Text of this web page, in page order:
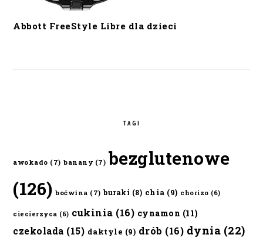
Abbott FreeStyle Libre dla dzieci
TAGI
awokado (7) banany (7) bezglutenowe
(126) boćwina (7) buraki (8) chia (9) chorizo (6)
ciecierzyca (6) cukinia (16) cynamon (11)
czekolada (15) daktyle (9) drób (16) dynia (22)